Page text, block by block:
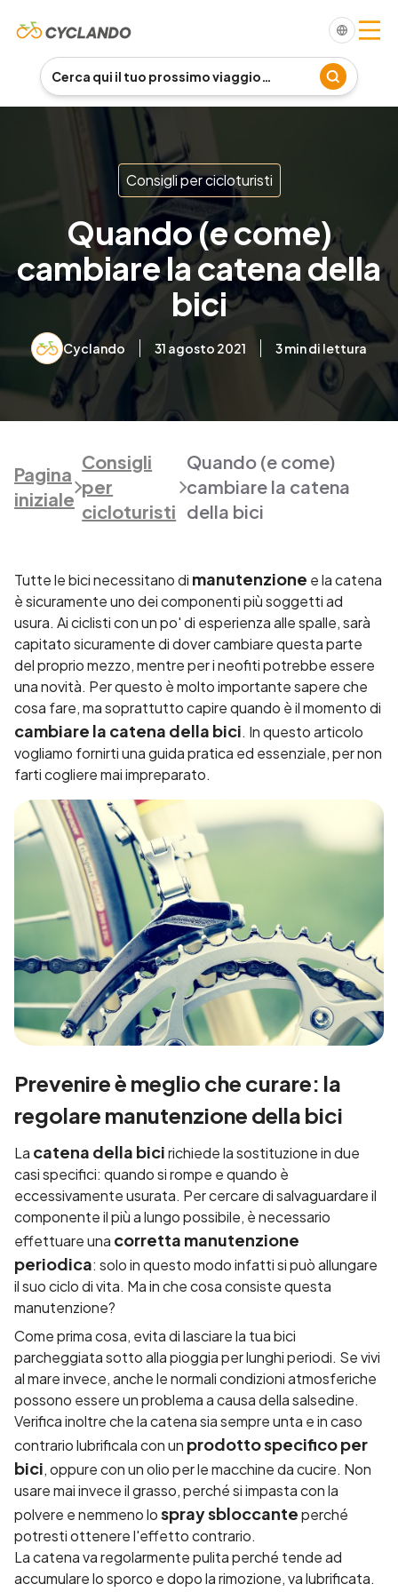
Consigli per cicloturisti
Quando (e come)
cambiare la catena della
bici
Cyclando 31 agosto 2021 3min di lettura
Pagina
iniziale
Consigli
per
cicloturisti
Quando (e come)
cambiare la catena
della bici
Tutte le bici necessitano di manutenzione e la catena
è sicuramente uno dei componenti più soggetti ad
usura. Ai ciclisti con un po' di esperienza alle spalle, sarà
capitato sicuramente di dover cambiare questa parte
del proprio mezzo, mentre per i neofiti potrebbe essere
una novità. Per questo è molto importante sapere che
cosa fare, ma soprattutto capire quando è il momento di
cambiare la catena della bici. In questo articolo
vogliamo fornirti una guida pratica ed essenziale, per non
farti cogliere mai impreparato.
Prevenire è meglio che curare: la
regolare manutenzione della bici
La catena della bicirichiede la sostituzione in due
casi specifici: quando si rompe e quando è
eccessivamente usurata. Per cercare di salvaguardare il
componente il più a lungo possibile, è necessario
effettuare una corretta manutenzione
periodica: solo in questo modo infatti si può allungare
il suo ciclo di vita. Ma in che cosa consiste questa
manutenzione?
Come prima cosa, evita di lasciare la tua bici
parcheggiata sotto alla pioggia per lunghi periodi. Se vivi
al mare invece, anche le normali condizioni atmosferiche
possono essere un problema a causa della salsedine.
Verifica inoltre che la catena sia sempre unta e in caso
contrario lubrificala con un prodotto specifico per
bici, oppure con un olio per le macchine da cucire. Non
usare mai invece il grasso, perché si impasta con la
polvere e nemmeno lospray sbloccanteperché
potresti ottenere l'effetto contrario.
La catena va regolarmente pulita perché tende ad
accumulare lo sporco e dopo la rimozione, va lubrificata.